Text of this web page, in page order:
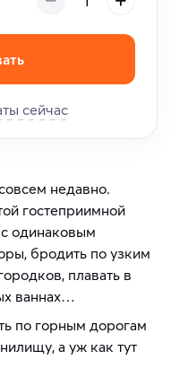
сейчас
недавно.
гостеприимной
одинаковым
бродить по узким
плавать в
ваннах…
по горным дорогам
а уж как тут